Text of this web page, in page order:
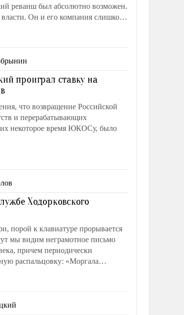
реванш был абсолютно возможен.
Он и его компания слишком
проиграл ставку на
что возвращение Российской
и перерабатывающих
некоторое время ЮКОСу, было
Ходорковского
порой к клавиатуре прорывается
мы видим неграмотное письмо
причем периодически
распальцовку: «Моргала